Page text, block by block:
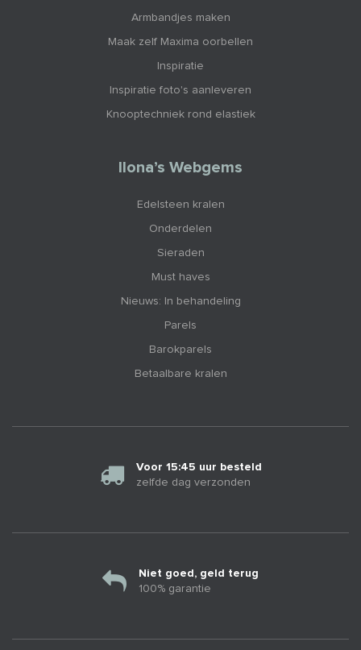
Armbandjes maken
Maak zelf Maxima oorbellen
Inspiratie
Inspiratie foto's aanleveren
Knooptechniek rond elastiek
Ilona’s Webgems
Edelsteen kralen
Onderdelen
Sieraden
Must haves
Nieuws: In behandeling
Parels
Barokparels
Betaalbare kralen
Voor 15:45 uur besteld
zelfde dag verzonden
Niet goed, geld terug
100% garantie